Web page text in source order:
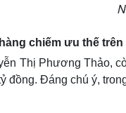
chiếm ưu thế
Thị Phương Thảo,
đồng. Đáng chú ý,